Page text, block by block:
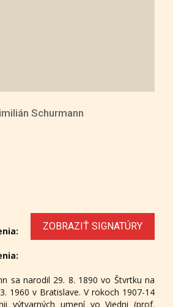
Schurmann
ZOBRAZIŤ SIGNATÚRY
sa narodil 29. 8. 1890 vo Štvrtku na
1960 v Bratislave. V rokoch 1907-14
výtvarných umení vo Viedni (prof.